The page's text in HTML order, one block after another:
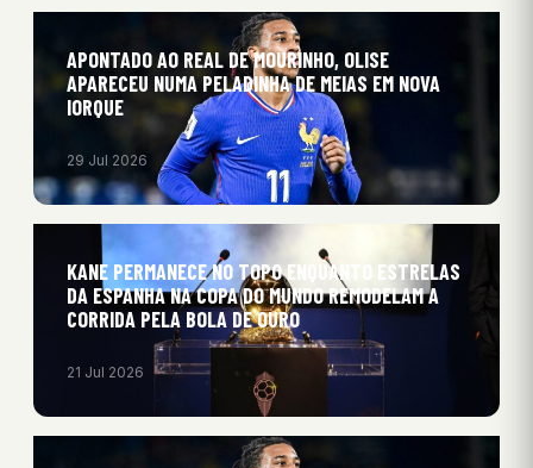
APONTADO AO REAL DE MOURINHO, OLISE
APARECEU NUMA PELADINHA DE MEIAS EM NOVA
IORQUE
29 Jul 2026
KANE PERMANECE NO TOPO ENQUANTO ESTRELAS
DA ESPANHA NA COPA DO MUNDO REMODELAM A
CORRIDA PELA BOLA DE OURO
21 Jul 2026